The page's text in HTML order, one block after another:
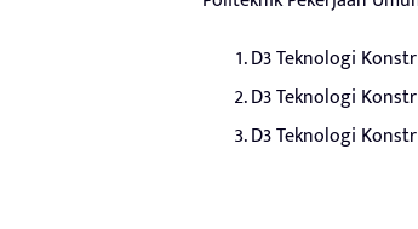
D3 Teknologi
D3 Teknologi
D3 Teknologi